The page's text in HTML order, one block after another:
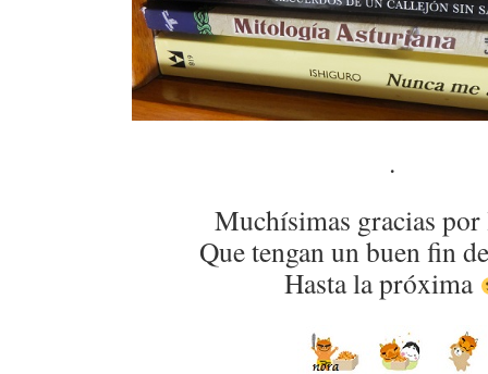
.
Muchísimas gracias por
Que tengan un buen fin
Hasta la próxima